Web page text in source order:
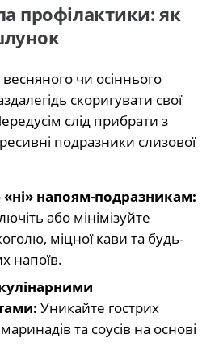
профілактики: як
чи осіннього
скоригувати свої
слід прибрати з
подразники слизової
«ні» напоям-подразникам:
або мінімізуйте
міцної кави та будь-
напоїв.
Уникайте гострих
та соусів на основі